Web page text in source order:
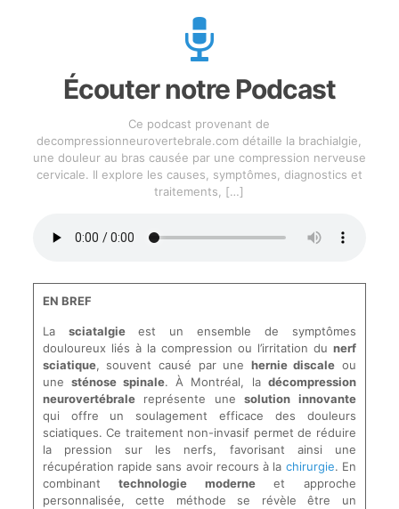
Écouter notre Podcast
Ce podcast provenant de
decompressionneurovertebrale.com détaille la brachialgie,
une douleur au bras causée par une compression nerveuse
cervicale. Il explore les causes, symptômes, diagnostics et
traitements,
[…]
EN BREF
La sciatalgieest un ensemble de symptômes
douloureux liés à la compression ou l’irritation du nerf
sciatique, souvent causé par une hernie discale ou
une sténose spinale. À Montréal, la décompression
neurovertébralereprésente unesolution innovante
qui offre un soulagement efficace des douleurs
sciatiques. Ce traitement non-invasif permet de réduire
la pression sur les nerfs, favorisant ainsi une
récupération rapide sans avoir recours à la chirurgie. En
combinanttechnologie moderneet approche
personnalisée, cette méthode se révèle être un